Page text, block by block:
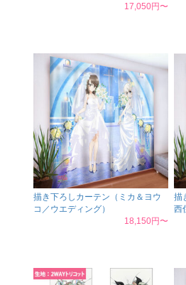
17,050円〜
描き下ろしカーテン（ミカ＆ヨウ
コ／ウエディング）
18,150円〜
描
西